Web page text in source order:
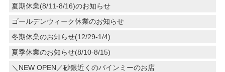
夏期休業(8/11-8/16)のお知らせ
ゴールデンウィーク休業のお知らせ
冬期休業のお知らせ(12/29-1/4)
夏季休業のお知らせ(8/10-8/15)
＼NEW OPEN／砂銀近くのバインミーのお店